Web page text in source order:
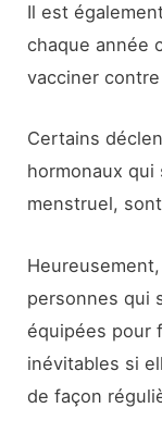
Il est
chaque année
vacciner
Certains
hormonaux
menstruel,
personnes qui
équipées pour
inévitables si
de façon